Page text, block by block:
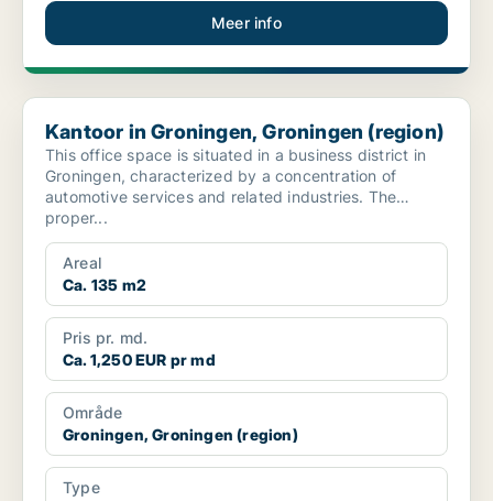
Meer info
Kantoor in Groningen, Groningen (region)
Kantoor in Groningen, Groningen (region)
This office space is situated in a business district in
Groningen, characterized by a concentration of
automotive services and related industries. The
proper...
Areal
Ca. 135 m2
Pris pr. md.
Ca. 1,250 EUR pr md
Område
Groningen, Groningen (region)
Type